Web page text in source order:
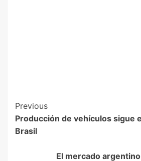
Previous
Producción de vehículos sigue
Brasil
El mercado